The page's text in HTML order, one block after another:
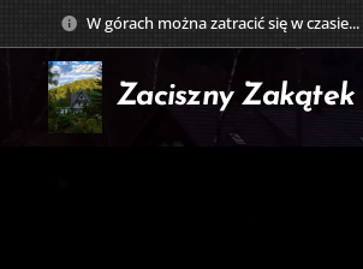
W górach można zatracić się w czasie...
Zaciszny Zakątek